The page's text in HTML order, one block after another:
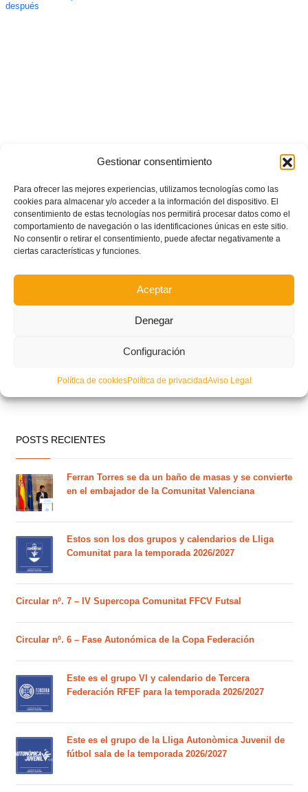
Gestionar consentimiento
Para ofrecer las mejores experiencias, utilizamos tecnologías como las
cookies para almacenar y/o acceder a la información del dispositivo. El
consentimiento de estas tecnologías nos permitirá procesar datos como el
comportamiento de navegación o las identificaciones únicas en este sitio.
No consentir o retirar el consentimiento, puede afectar negativamente a
ciertas características y funciones.
Aceptar
Denegar
Configuración
Política de cookiesPolítica de privacidadAviso Legal
después
POSTS RECIENTES
Ferran Torres se da un baño de masas y se convierte
en el embajador de la Comunitat Valenciana
Estos son los dos grupos y calendarios de Lliga
Comunitat para la temporada 2026/2027
Circular nº. 7 – IV Supercopa Comunitat FFCV Futsal
Circular nº. 6 – Fase Autonómica de la Copa Federación
Este es el grupo VI y calendario de Tercera
Federación RFEF para la temporada 2026/2027
Este es el grupo de la Lliga Autonòmica Juvenil de
fútbol sala de la temporada 2026/2027